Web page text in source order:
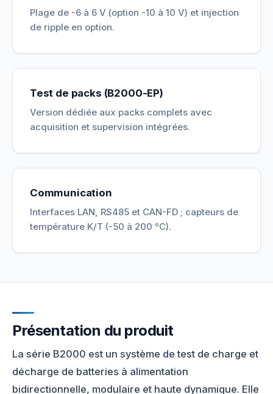
Plage de -6 à 6 V (option -10 à 10 V) et injection
de ripple en option.
Test de packs (B2000-EP)
Version dédiée aux packs complets avec
acquisition et supervision intégrées.
Communication
Interfaces LAN, RS485 et CAN-FD ; capteurs de
température K/T (-50 à 200 °C).
Présentation du produit
La série B2000 est un système de test de charge et
décharge de batteries à alimentation
bidirectionnelle, modulaire et haute dynamique. Elle